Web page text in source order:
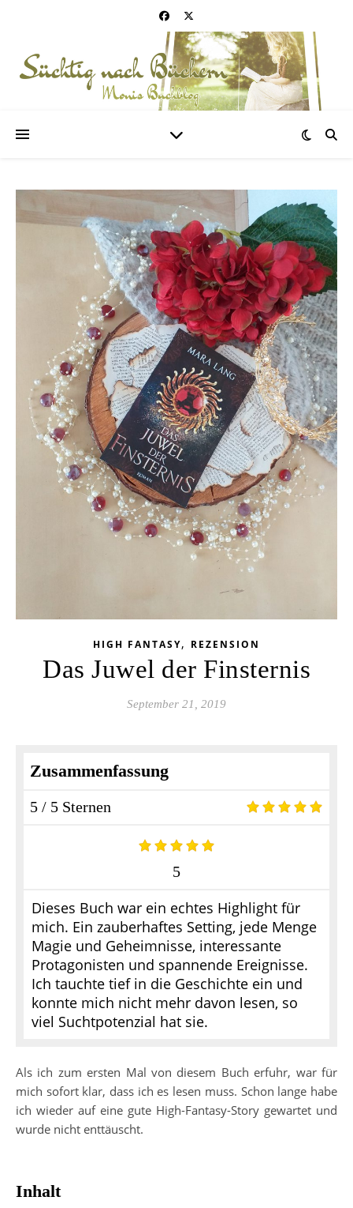
HIGH FANTASY, REZENSION
Das Juwel der Finsternis
September 21, 2019
Zusammenfassung
5 / 5 Sternen
5
Dieses Buch war ein echtes Highlight für
mich. Ein zauberhaftes Setting, jede Menge
Magie und Geheimnisse, interessante
Protagonisten und spannende Ereignisse.
Ich tauchte tief in die Geschichte ein und
konnte mich nicht mehr davon lesen, so
viel Suchtpotenzial hat sie.
Als ich zum ersten Mal von diesem Buch erfuhr, war für
mich sofort klar, dass ich es lesen muss. Schon lange habe
ich wieder auf eine gute High-Fantasy-Story gewartet und
wurde nicht enttäuscht.
Inhalt